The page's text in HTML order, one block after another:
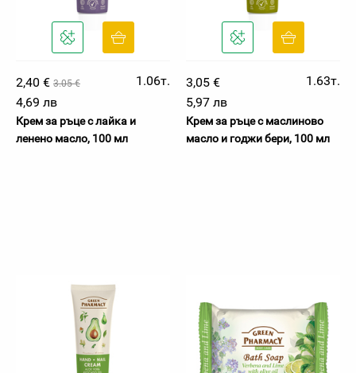
2,40 € 3.05 €
1.06т.
4,69 лв
Крем за ръце с лайка и
ленено масло, 100 мл
3,05 €
1.63т.
5,97 лв
Крем за ръце с маслиново
масло и годжи бери, 100 мл